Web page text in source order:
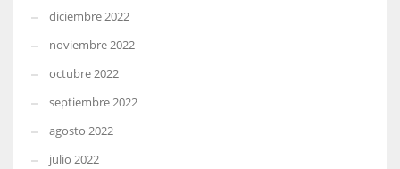
diciembre 2022
noviembre 2022
octubre 2022
septiembre 2022
agosto 2022
julio 2022